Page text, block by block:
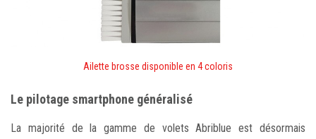
Ailette brosse disponible en 4 coloris
Le pilotage smartphone généralisé
La majorité de la gamme de volets Abriblue est désormais